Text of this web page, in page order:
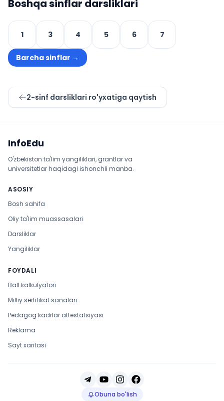
Boshqa sinflar darsliklari
1 3 4 5 6 7
Barcha sinflar →
2-sinf darsliklari ro'yxatiga qaytish
InfoEdu
O'zbekiston ta'lim yangiliklari, grantlar va
universitetlar haqidagi ishonchli manba.
ASOSIY
Bosh sahifa
Oliy ta'lim muassasalari
Darsliklar
Yangiliklar
FOYDALI
Ball kalkulyatori
Milliy sertifikat sanalari
Pedagog kadrlar attestatsiyasi
Reklama
Sayt xaritasi
Obuna bo'lish